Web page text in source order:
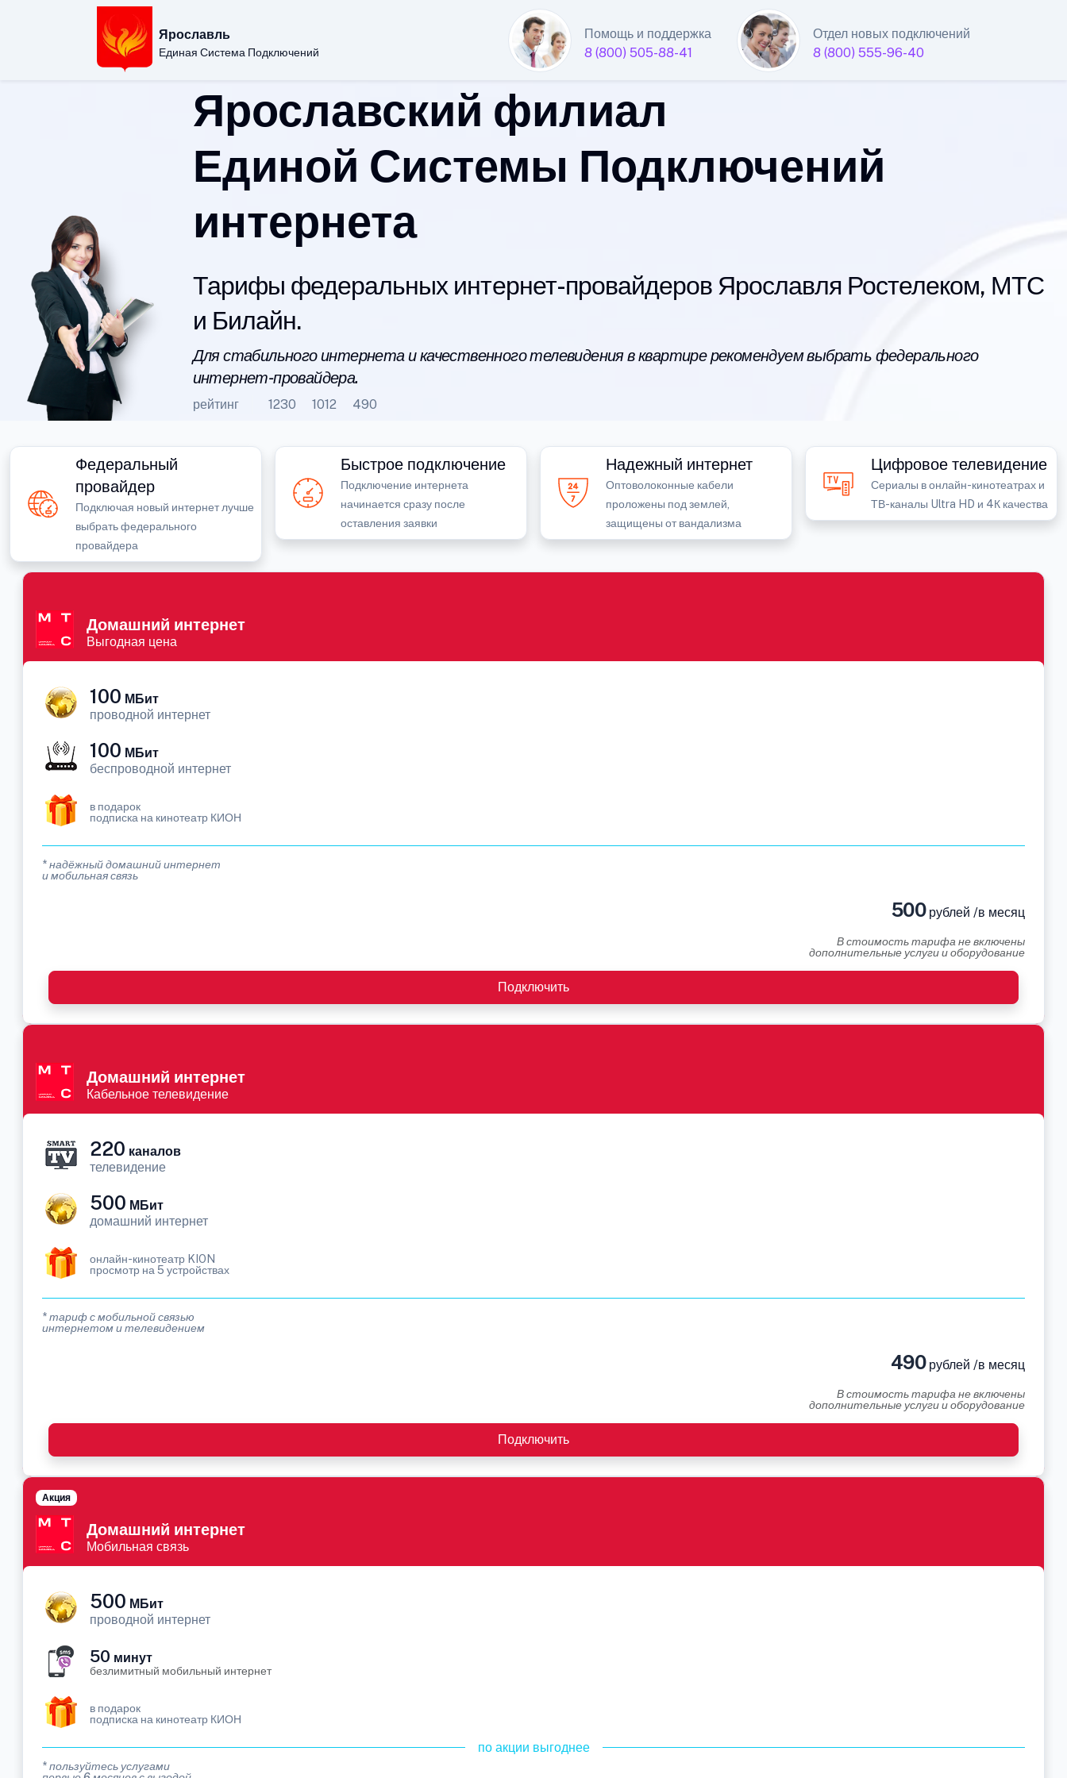
Ярославль
Единая Система Подключений
Помощь и поддержка
8 (800) 505-88-41
Отдел новых подключений
8 (800) 555-96-40
Ярославский филиал
Единой Системы Подключений
интернета
Тарифы федеральных интернет-провайдеров Ярославля Ростелеком, МТС
и Билайн.
Для стабильного интернета и качественного телевидения в квартире рекомендуем выбрать федерального
интернет-провайдера.
рейтинг 1230 1012 490
Федеральный
провайдер
Подключая новый интернет лучше
выбрать федерального
провайдера
Быстрое подключение
Подключение интернета
начинается сразу после
оставления заявки
Надежный интернет
Оптоволоконные кабели
проложены под землей,
защищены от вандализма
Цифровое телевидение
Сериалы в онлайн-кинотеатрах и
ТВ-каналы Ultra HD и 4К качества
Домашний интернет
Выгодная цена
100 МБит
проводной интернет
100 МБит
беспроводной интернет
в подарок
подписка на кинотеатр КИОН
* надёжный домашний интернет
и мобильная связь
500рублей /в месяц
В стоимость тарифа не включены
дополнительные услуги и оборудование
Подключить
Домашний интернет
Кабельное телевидение
220 каналов
телевидение
500 МБит
домашний интернет
онлайн-кинотеатр KION
просмотр на 5 устройствах
* тариф с мобильной связью
интернетом и телевидением
490рублей /в месяц
В стоимость тарифа не включены
дополнительные услуги и оборудование
Подключить
Домашний интернет
Мобильная связь
Акция
500 МБит
проводной интернет
50 минут
безлимитный мобильный интернет
в подарок
подписка на кинотеатр КИОН
по акции выгоднее
* пользуйтесь услугами